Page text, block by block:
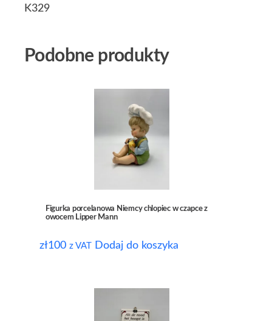
K329
Podobne produkty
Figurka porcelanowa Niemcy chlopiec w czapce z
owocem Lipper Mann
zł100 z VAT Dodaj do koszyka